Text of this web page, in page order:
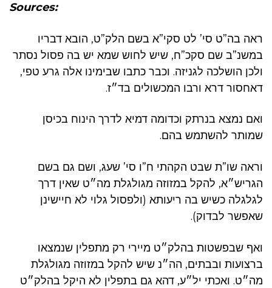
Sources:
ראה בה”ט סי’ לט סקי”א בשם הלק”ט, הובא דבריו
במשנ”ב שם סקכ”ח, שיש לחוש שמא יש בה פסול נסתר
ולכן הושלכה לגניזה. וכבר כתבו שבימינו אלה גרע טפי,
דאחסור דרא ורבו המכשולים בד״ז.
ואם נמצא בנרתק וכדומה דמיא לדרך הינוח בכיסן
שמותר להשתמש בהם.
וראה שו”ת שבט הקהתי ח”ו סי’ שעג, ושם גם בשם
הגריש״א, להקל במזוזה מגולגלת מה״ט שאין דרך
לגלגלה כשיש בה ריעותא (ולפסול גלוי לא חיישינן
שאפשר לבדוק).
ואף שבפשטות בהלק״ט מיירי רק מתפלין שנמצאו
ברצועות ובבתים, הה״נ שיש להקל במזוזה מגולגלת
מה״ט. ואכתי יל״ע, דהא גם בתפלין לא היקל בהלק״ט